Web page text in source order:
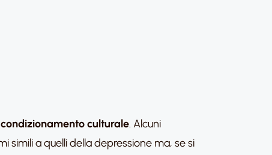
condizionamento culturale. Alcuni
simili a quelli della depressione ma, se si